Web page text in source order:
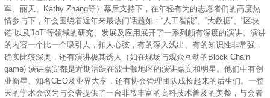
军、丽天、Kathy Zhang等）幕后支持下，在年轻有为的志愿者们的高度热
情参与下，年会围绕着近年来最热门话题如：“人工智能”、“大数据”、“区块
链”以及”IoT”等领域的研究、发展及应用展开了一系列颇有深度的演讲。演讲
的内容一个比一个吸引人，扣人心弦，有的深入浅出、有的知识性非常强，
确实比较深奥，还有演讲极其诱人（如在现场与观众互动的Block Chain
game) 演讲嘉宾都是近期活跃在波士顿地区的演讲嘉宾和明星。他们中有创
业新星、知名CEO及业界大亨，还有协会管理团队成长起来的后生们。一整
天的学术会议为与会者提供了一台非常丰富的高科技术普及的美餐，与会者